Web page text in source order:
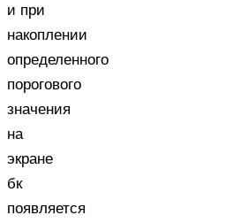
и при
накоплении
определенного
порогового
значения
на
экране
бк
появляется